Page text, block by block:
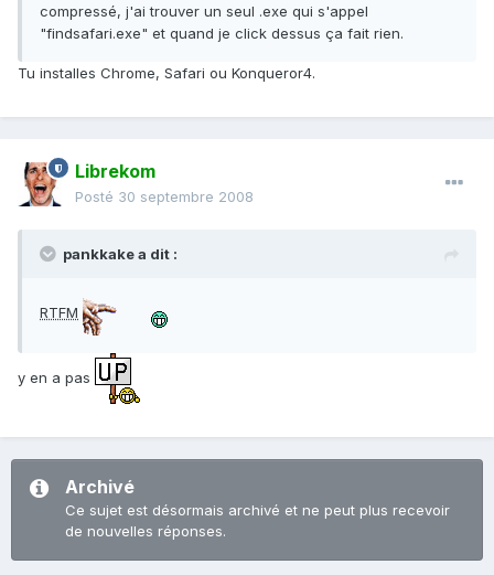
compressé, j'ai trouver un seul .exe qui s'appel
"findsafari.exe" et quand je click dessus ça fait rien.
Tu installes Chrome, Safari ou Konqueror4.
Librekom
Posté 30 septembre 2008
pankkake a dit :
RTFM
y en a pas
Archivé
Ce sujet est désormais archivé et ne peut plus recevoir
de nouvelles réponses.